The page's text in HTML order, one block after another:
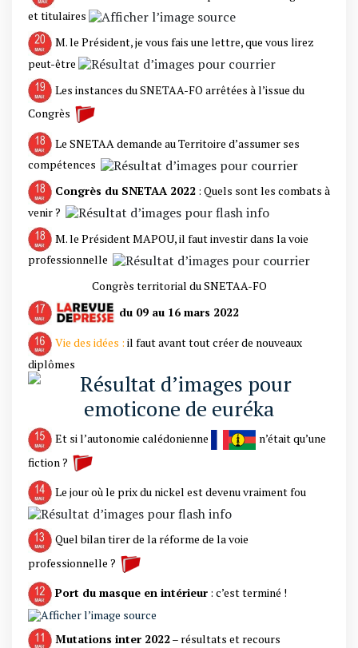
et titulaires
M. le Président, je vous fais une lettre, que vous lirez
peut-être
Les instances du SNETAA-FO arrêtées à l’issue du
Congrès
Le SNETAA demande au Territoire d’assumer ses
compétences
Congrès du SNETAA 2022 : Quels sont les combats à
venir ?
M. le Président MAPOU, il faut investir dans la voie
professionnelle
Congrès territorial du SNETAA-FO
du 09 au 16 mars 2022
Vie des idées : il faut avant tout créer de nouveaux
diplômes
Et si l’autonomie calédonienne
n’était qu’une
fiction ?
Le jour où le prix du nickel est devenu vraiment fou
Quel bilan tirer de la réforme de la voie
professionnelle ?
Port du masque en intérieur : c’est terminé !
Mutations inter 2022– résultats et recours